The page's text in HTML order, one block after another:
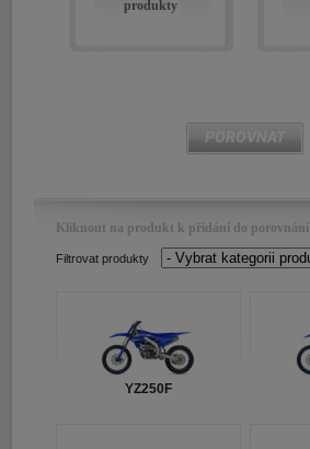
produkty
POROVNAT
Kliknout na produkt k přidání do porovnání
Filtrovat produkty
YZ250F